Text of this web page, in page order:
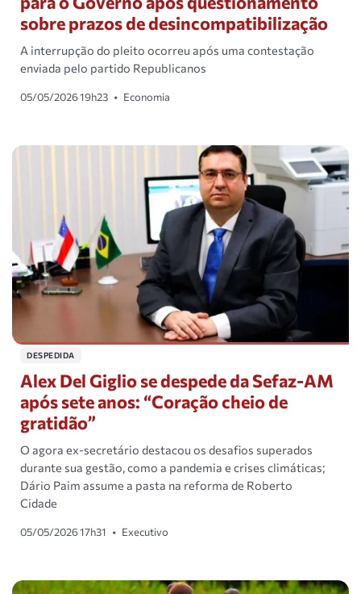
sobre prazos de desincompatibilização
A interrupção do pleito ocorreu após uma contestação
enviada pelo partido Republicanos
05/05/2026 19h23 • Economia
DESPEDIDA
Alex Del Giglio se despede da Sefaz-AM
após sete anos: “Coração cheio de
gratidão”
O agora ex-secretário destacou os desafios superados
durante sua gestão, como a pandemia e crises climáticas;
Dário Paim assume a pasta na reforma de Roberto
Cidade
05/05/2026 17h31 • Executivo